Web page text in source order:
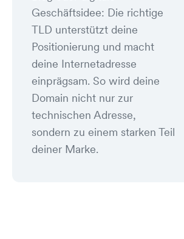
Geschäftsidee: Die richtige
TLD unterstützt deine
Positionierung und macht
deine Internetadresse
einprägsam. So wird deine
Domain nicht nur zur
technischen Adresse,
sondern zu einem starken Teil
deiner Marke.